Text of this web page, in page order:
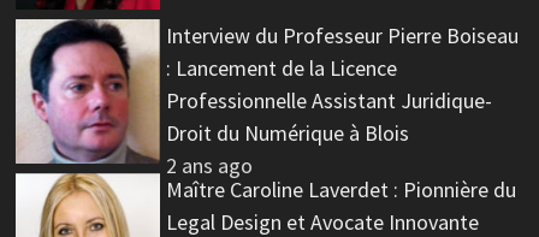
Interview du Professeur Pierre Boiseau
: Lancement de la Licence
Professionnelle Assistant Juridique-
Droit du Numérique à Blois
2 ans ago
Maître Caroline Laverdet : Pionnière du
Legal Design et Avocate Innovante